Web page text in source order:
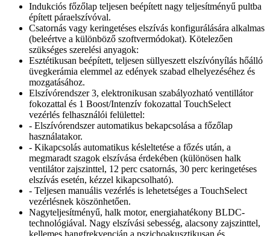
Indukciós főzőlap teljesen beépített nagy teljesítményű pultba
épített páraelszívóval.
Csatornás vagy keringetéses elszívás konfigurálására alkalmas
(beleértve a különböző szoftvermódokat). Kötelezően
szükséges szerelési anyagok:
Esztétikusan beépített, teljesen süllyeszett elszívónyílás hőálló
üvegkerámia elemmel az edények szabad elhelyezéséhez és
mozgatásához.
Elszívórendszer 3, elektronikusan szabályozható ventillátor
fokozattal és 1 Boost/Intenzív fokozattal TouchSelect
vezérlés felhasználói felülettel:
- Elszívórendszer automatikus bekapcsolása a főzőlap
használatakor.
- Kikapcsolás automatikus késleltetése a főzés után, a
megmaradt szagok elszívása érdekében (különösen halk
ventilátor zajszinttel, 12 perc csatornás, 30 perc keringetéses
elszívás esetén, kézzel kikapcsolható).
- Teljesen manuális vezérlés is lehetetséges a TouchSelect
vezérlésnek köszönhetően.
Nagyteljesítményű, halk motor, energiahatékony BLDC-
technológiával. Nagy elszívási sebesség, alacsony zajszinttel,
kellemes hangfrekvencián a pszichoakusztikusan és